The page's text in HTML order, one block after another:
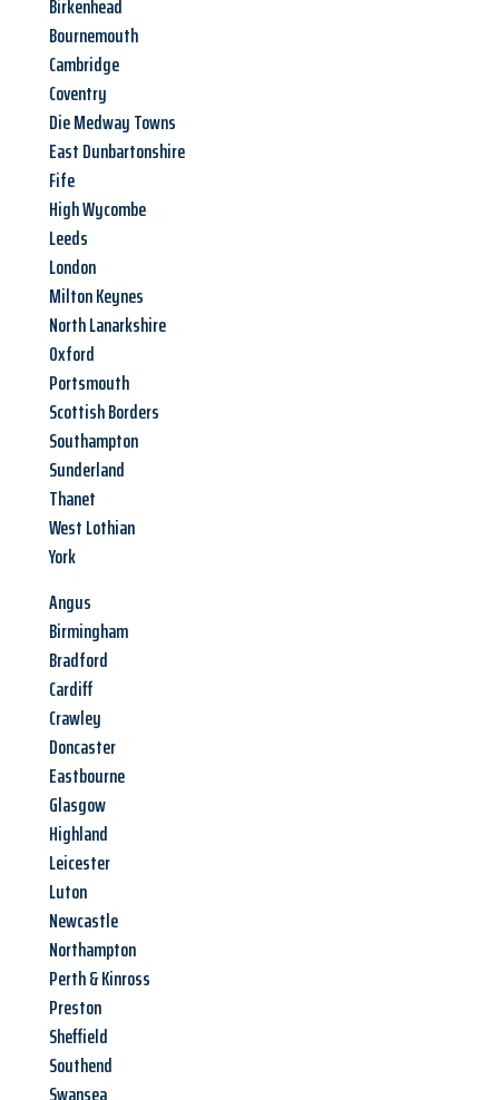
Birkenhead
Bournemouth
Cambridge
Coventry
Die Medway Towns
East Dunbartonshire
Fife
High Wycombe
Leeds
London
Milton Keynes
North Lanarkshire
Oxford
Portsmouth
Scottish Borders
Southampton
Sunderland
Thanet
West Lothian
York
Angus
Birmingham
Bradford
Cardiff
Crawley
Doncaster
Eastbourne
Glasgow
Highland
Leicester
Luton
Newcastle
Northampton
Perth & Kinross
Preston
Sheffield
Southend